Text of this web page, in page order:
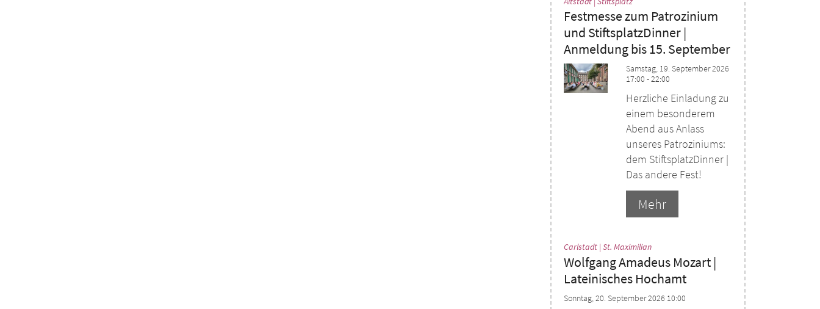
Festmesse zum Patrozinium
und StiftsplatzDinner |
Anmeldung bis 15. September
Samstag, 19. September 2026
17:00 - 22:00
Herzliche Einladung zu
einem besonderem
Abend aus Anlass
unseres Patroziniums:
dem StiftsplatzDinner |
Das andere Fest!
Mehr
Carlstadt | St. Maximilian:
Wolfgang Amadeus Mozart |
Lateinisches Hochamt
Sonntag, 20. September 2026 10:00